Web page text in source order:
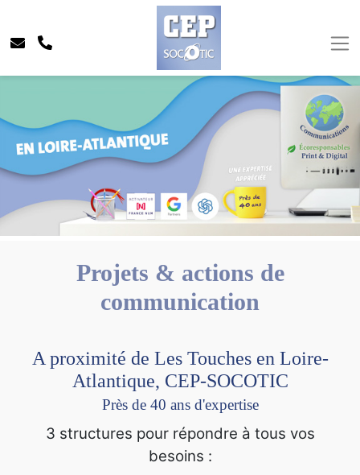
Projets & actions de
communication
A proximité de Les Touches en Loire-
Atlantique, CEP-SOCOTIC
Près de 40 ans d'expertise
3 structures pour répondre à tous vos
besoins :